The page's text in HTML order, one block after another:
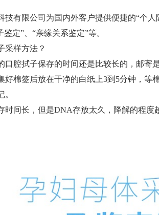
技有限公司为国内外客户提供便捷的“个
定”、“亲缘关系鉴定”等。
采样方法？
口腔拭子保存的时间还是比较长的，邮寄
好棉签后放在干净的白纸上3到5分钟，等
时间长，但是DNA存放太久，降解的程